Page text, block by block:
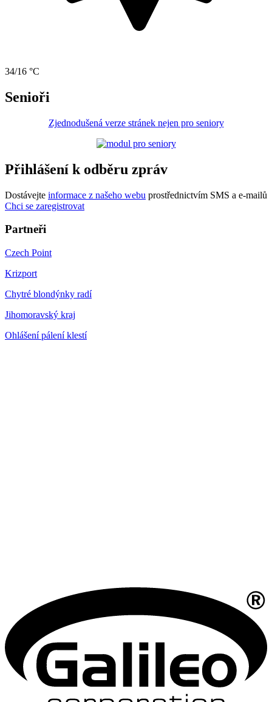
34/16 °C
Senioři
Zjednodušená verze stránek nejen pro seniory
Přihlášení k odběru zpráv
Dostávejte informace z našeho webu prostřednictvím SMS a e-mailů
Chci se zaregistrovat
Partneři
Czech Point
Krizport
Chytré blondýnky radí
Jihomoravský kraj
Ohlášení pálení klestí